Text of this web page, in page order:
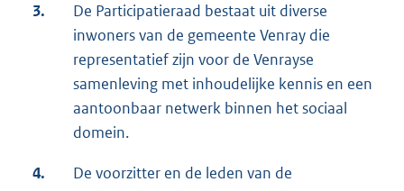
3.
De Participatieraad bestaat uit diverse
inwoners van de gemeente Venray die
representatief zijn voor de Venrayse
samenleving met inhoudelijke kennis en een
aantoonbaar netwerk binnen het sociaal
domein.
4.
De voorzitter en de leden van de